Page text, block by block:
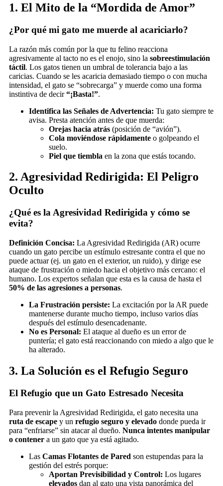
1. El Mito de la “Mordida de Amor”
¿Por qué mi gato me muerde al acariciarlo?
La razón más común por la que tu felino reacciona
agresivamente al tacto no es el enojo, sino la sobreestimulación
táctil. Los gatos tienen un umbral de tolerancia bajo a las
caricias. Cuando se les acaricia demasiado tiempo o con mucha
intensidad, el gato se “sobrecarga” y muerde como una forma
instintiva de decir“¡Basta!”.
Identifica las Señales de Advertencia: Tu gato siempre te
avisa. Presta atención antes de que muerda:
Orejas hacia atrás (posición de “avión”).
Cola moviéndose rápidamente o golpeando el
suelo.
Piel que tiembla en la zona que estás tocando.
2. Agresividad Redirigida: El Peligro
Oculto
¿Qué es la Agresividad Redirigida y cómo se
evita?
Definición Concisa: La Agresividad Redirigida (AR) ocurre
cuando un gato percibe un estímulo estresante contra el que no
puede actuar (ej. un gato en el exterior, un ruido), y dirige ese
ataque de frustración o miedo hacia el objetivo más cercano: el
humano. Los expertos señalan que esta es la causa de hasta el
50% de las agresiones a personas.
La Frustración persiste: La excitación por la AR puede
mantenerse durante mucho tiempo, incluso varios días
después del estímulo desencadenante.
No es Personal: El ataque al dueño es un error de
puntería; el gato está reaccionando con miedo a algo que le
ha alterado.
3. La Solución es el Refugio Seguro
El Refugio que un Gato Estresado Necesita
Para prevenir la Agresividad Redirigida, el gato necesita una
ruta de escape y un refugio seguro y elevado donde pueda ir
para “enfriarse” sin atacar al dueño. Nunca intentes manipular
o contener a un gato que ya está agitado.
Las Camas Flotantes de Pared son estupendas para la
gestión del estrés porque:
Aportan Previsibilidad y Control: Los lugares
elevados dan al gato una vista panorámica del